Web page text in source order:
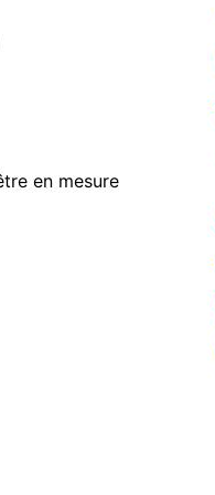
en mesure